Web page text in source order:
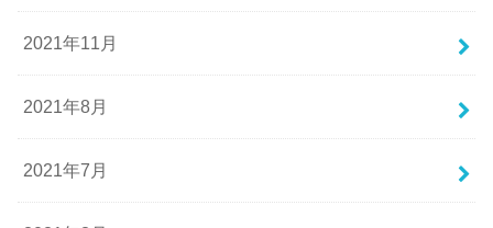
2021年11月
2021年8月
2021年7月